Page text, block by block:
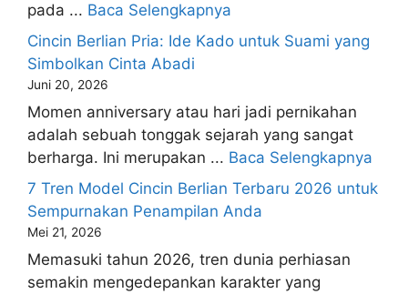
pada ... Baca Selengkapnya
Cincin Berlian Pria: Ide Kado untuk Suami yang
Simbolkan Cinta Abadi
Juni 20, 2026
Momen anniversary atau hari jadi pernikahan
adalah sebuah tonggak sejarah yang sangat
berharga. Ini merupakan ... Baca Selengkapnya
7 Tren Model Cincin Berlian Terbaru 2026 untuk
Sempurnakan Penampilan Anda
Mei 21, 2026
Memasuki tahun 2026, tren dunia perhiasan
semakin mengedepankan karakter yang